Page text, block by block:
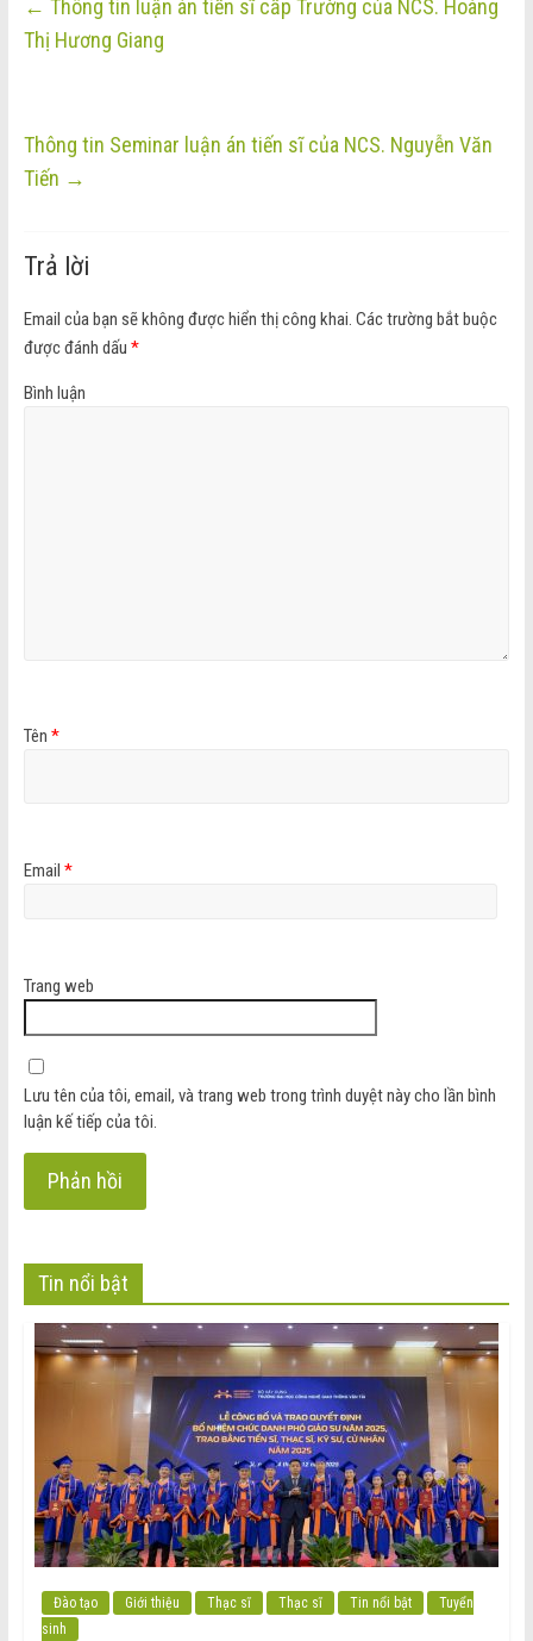
← Thông tin luận án tiến sĩ cấp Trường của NCS. Hoàng
Thị Hương Giang
Thông tin Seminar luận án tiến sĩ của NCS. Nguyễn Văn
Tiến →
Trả lời
Email của bạn sẽ không được hiển thị công khai. Các trường bắt buộc
được đánh dấu *
Bình luận
Tên *
Email *
Trang web
Lưu tên của tôi, email, và trang web trong trình duyệt này cho lần bình
luận kế tiếp của tôi.
Tin nổi bật
Đào tạo Giới thiệu Thạc sĩ Thạc sĩ Tin nổi bật
Tuyển
sinh